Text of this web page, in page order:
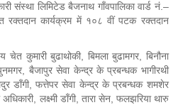
संस्था लिमिटेड बैजनाथ गाँवपालिका वार्ड नं.–
कार्यक्रम में १०८ वीं पटक रक्तदान
कुमारी बुढाथोकी, बिमला बुढामगर, बिनौना
बैजापुर सेवा केन्द्र के प्रबन्धक भागीरथी
डाँगी, फत्तेपर सेवा केन्द्र के प्रबन्धक शमशेर
लक्ष्मी डाँगी, तारा सेन, फलझरिया थारु